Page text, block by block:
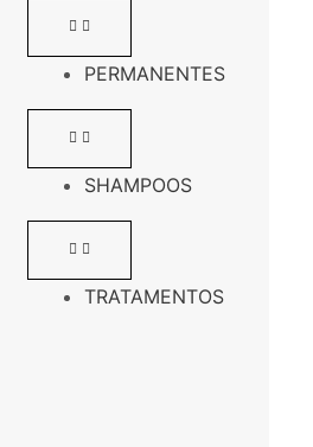
PERMANENTES
SHAMPOOS
TRATAMENTOS